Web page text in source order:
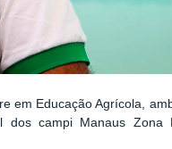
em Educação Agrícola,
campi Manaus